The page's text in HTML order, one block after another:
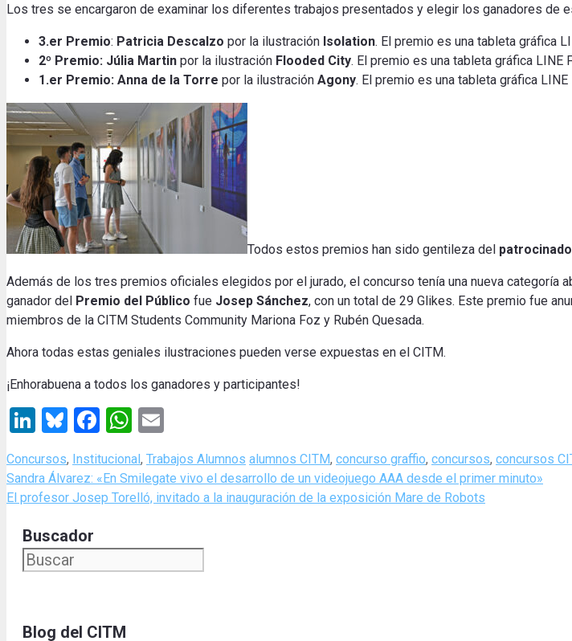
Los tres se encargaron de examinar los diferentes trabajos presentados y elegir los ganadores de
3.er Premio: Patricia Descalzo por la ilustración Isolation. El premio es una tableta gráfica
2º Premio: Júlia Martin por la ilustración Flooded City. El premio es una tableta gráfica LINE
1.er Premio: Anna de la Torre por la ilustración Agony. El premio es una tableta gráfica
Todos estos premios han sido gentileza del
Además de los tres premios oficiales elegidos por el jurado, el concurso tenía una nueva categoría
ganador del Premio del Público fue Josep Sánchez, con un total de 29 Glikes. Este premio fue
miembros de la CITM Students Community Mariona Foz y Rubén Quesada.
Ahora todas estas geniales ilustraciones pueden verse expuestas en el CITM.
¡Enhorabuena a todos los ganadores y participantes!
LinkedIn
Bluesky
Facebook
WhatsApp
Categories
Concursos, Institucional, Trabajos Alumnos Tags
alumnos CITM, concurso graffio, concursos, concursos
Sandra Álvarez: «En Smilegate vivo el desarrollo de un videojuego AAA desde el primer minuto»
El profesor Josep Torelló, invitado a la inauguración de la exposición Mare de Robots
Buscador
Blog del CITM